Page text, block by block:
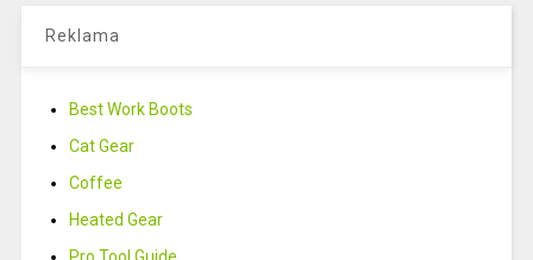
Reklama
Best Work Boots
Cat Gear
Coffee
Heated Gear